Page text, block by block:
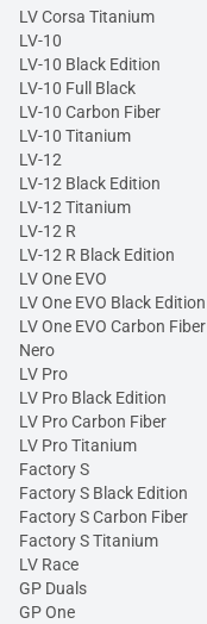
LV Corsa Titanium
LV-10
LV-10 Black Edition
LV-10 Full Black
LV-10 Carbon Fiber
LV-10 Titanium
LV-12
LV-12 Black Edition
LV-12 Titanium
LV-12 R
LV-12 R Black Edition
LV One EVO
LV One EVO Black Edition
LV One EVO Carbon Fiber
Nero
LV Pro
LV Pro Black Edition
LV Pro Carbon Fiber
LV Pro Titanium
Factory S
Factory S Black Edition
Factory S Carbon Fiber
Factory S Titanium
LV Race
GP Duals
GP One